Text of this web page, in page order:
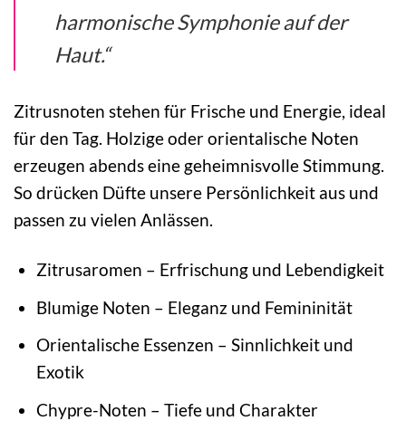
harmonische Symphonie auf der
Haut.“
Zitrusnoten stehen für Frische und Energie, ideal
für den Tag. Holzige oder orientalische Noten
erzeugen abends eine geheimnisvolle Stimmung.
So drücken Düfte unsere Persönlichkeit aus und
passen zu vielen Anlässen.
Zitrusaromen – Erfrischung und Lebendigkeit
Blumige Noten – Eleganz und Femininität
Orientalische Essenzen – Sinnlichkeit und
Exotik
Chypre-Noten – Tiefe und Charakter